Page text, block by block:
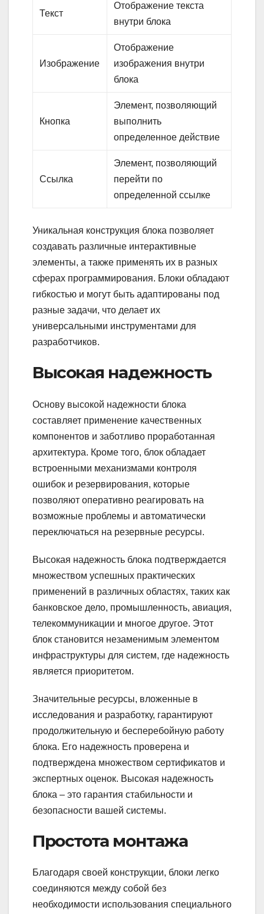
Текст
Отображение текста
внутри блока
Изображение
Отображение
изображения внутри
блока
Кнопка
Элемент, позволяющий
выполнить
определенное действие
Ссылка
Элемент, позволяющий
перейти по
определенной ссылке
Уникальная конструкция блока позволяет
создавать различные интерактивные
элементы, а также применять их в разных
сферах программирования. Блоки обладают
гибкостью и могут быть адаптированы под
разные задачи, что делает их
универсальными инструментами для
разработчиков.
Высокая надежность
Основу высокой надежности блока
составляет применение качественных
компонентов и заботливо проработанная
архитектура. Кроме того, блок обладает
встроенными механизмами контроля
ошибок и резервирования, которые
позволяют оперативно реагировать на
возможные проблемы и автоматически
переключаться на резервные ресурсы.
Высокая надежность блока подтверждается
множеством успешных практических
применений в различных областях, таких как
банковское дело, промышленность, авиация,
телекоммуникации и многое другое. Этот
блок становится незаменимым элементом
инфраструктуры для систем, где надежность
является приоритетом.
Значительные ресурсы, вложенные в
исследования и разработку, гарантируют
продолжительную и бесперебойную работу
блока. Его надежность проверена и
подтверждена множеством сертификатов и
экспертных оценок. Высокая надежность
блока – это гарантия стабильности и
безопасности вашей системы.
Простота монтажа
Благодаря своей конструкции, блоки легко
соединяются между собой без
необходимости использования специального